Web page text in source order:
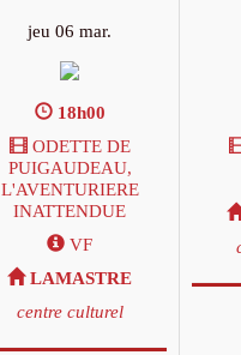
jeu 06 mar.
18h00
ODETTE DE
PUIGAUDEAU,
L'AVENTURIERE
INATTENDUE
VF
LAMASTRE
centre culturel